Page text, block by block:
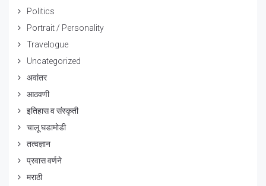
Politics
Portrait / Personality
Travelogue
Uncategorized
अवांतर
आठवणी
इतिहास व संस्कृती
चालू घडामोडी
तत्वज्ञान
प्रवास वर्णने
मराठी